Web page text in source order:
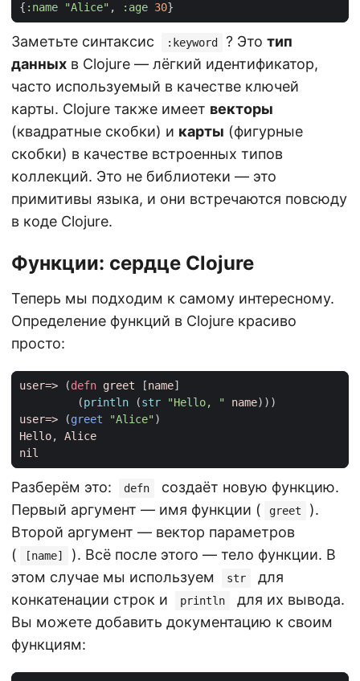
{ :name "Alice" , :age 30}
Заметьте синтаксис :keyword ? Это тип
данных в Clojure — лёгкий идентификатор,
часто используемый в качестве ключей
карты. Clojure также имеет векторы
(квадратные скобки) и карты (фигурные
скобки) в качестве встроенных типов
коллекций. Это не библиотеки — это
примитивы языка, и они встречаются повсюду
в коде Clojure.
Функции: сердце Clojure
Теперь мы подходим к самому интересному.
Определение функций в Clojure красиво
просто:
user=> (defn greet [name]
(println (str "Hello, " name)))
user=>
(greet "Alice")
Hello, Alice
nil
Разберём это: defn
создаёт новую функцию.
Первый аргумент — имя функции (
greet
).
Второй аргумент — вектор параметров
(
[name]
). Всё после этого — тело функции. В
этом случае мы используем
str
для
конкатенации строк и
println
для их вывода.
Вы можете добавить документацию к своим
функциям: